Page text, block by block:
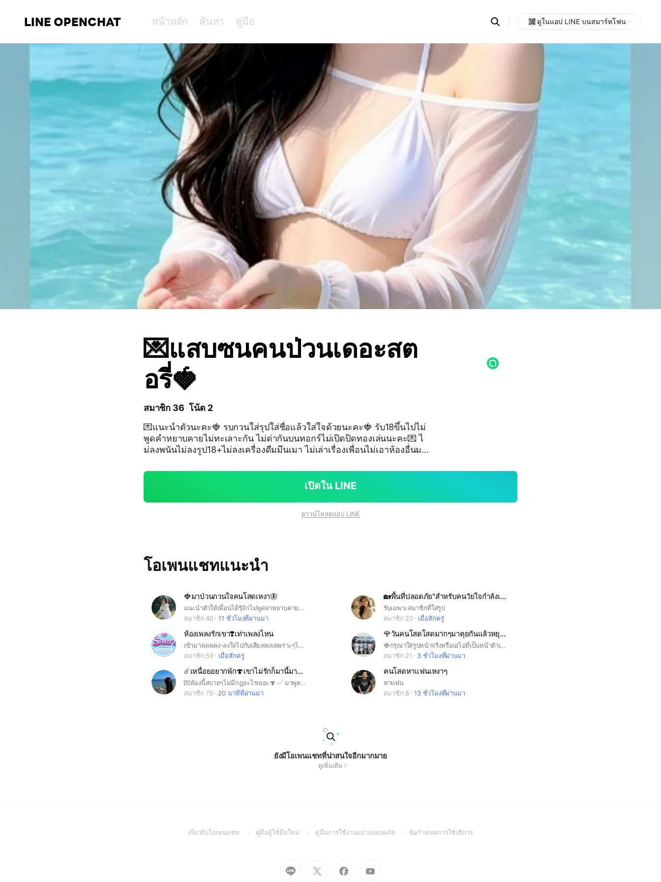
LINE OPENCHAT หน้าหลัก ค้นหา คู่มือ Search
OpenChats
messages
search
ดูในแอป LINE บนสมาร์ทโฟน
💌แสบซนคนป่วนเดอะสต
อรี่🍓
สมาชิก 36 โน้ต 2
💌แนะนำตัวนะคะ🍓 รบกวนใส่รุปใส่ชื่อแล้วใส่ใจด้วยนะคะ🍓 รับ18ขึ้นไปไม่
พูดคำหยาบคายไม่ทะเลาะกัน ไม่ด่ากันบนทอกร์ไม่เปิดปิดทองเล่นนะคะ💌 ไ
ม่ลงพนันไม่ลงรูป18+ไม่ลงเครื่องดืมมึนเมา ไม่เล่าเรื่องเพื่อนไม่เอาห้องอื่นมา
บายใจอยู่นะคะ🍓
เปิดใน LINE
ดาวน์โหลดแอป LINE
โอเพนแชทแนะนำ
🍓มาป่วนกวนใจคนโสดเหงา🦋
แนะนำตัวให้เพื่อนได้รุ้จักไม่พูดจาหยาบคายไม่ทะเลาะกันไม่พูด18+ไม่ลงคริปโป๊เข้ามาพูดคุยเล่น ได้ตามสบายรบกวนสมาชิกที่เข้ามาใส่รุปใส่ชื่อให้สุภาพเรียบร้อยห้องนี่บอสสร้างมาเป็นห้องที่9แล้ว อยากให้ทุกคนเข้ามาเล่นกันอย่างสนุกถ้าคัยมิปัญหา กับคัยรบกวนแอดมินบล็อคออกได้นะคะบอสห้องนี้ใจดีจะเล่นจะนอนจะลงรุปภาพสวยๆลงเพลงได้สบาย
สมาชิก 40
11 ชั่วโมงที่ผ่านมา
🏡พื้นที่ปลอดภัย"สำหรับคนวัยใจกำลังเหงา #มิตรภาพที่จริงใจ🌿🌪🌬🌠
รับเฉพาะสมาชิกที่ใส่รูป
สมาชิก 20
เมื่อสักครู่
ห้องเพลงรักเขา❣️เท่าเพลงไหน
เข้ามาลงเพลง-ลงใจไปกับเสียงเพลงเพราะๆได้นะ{ห้องนี้มีนักร้องร้องเพลงใฟ้ฟังน้าาาา}
สมาชิก 59
เมื่อสักครู่
🌹วันคนโสดโสดมากๆมาคุยกันแล้วหยุดที่ใครได้บ้าง🌹
🍓กรุณาใส่รูปหน้าจริงหรือเอไอที่เป็นหน้าตัวเองนะค่ะ🍓
สมาชิก 21
3 ชั่วโมงที่ผ่านมา
☄️​เหนื่อยอยากพัก🍄​เขาไม่รักก็มานี้มา🍄 (โลกใหม่)​
💌​ห้องนี้สบายๆไม่มีกฎอะไรเยอะ🍄 ✅ มาพูดคุยมาแชร์ความรู้สึกกันได้💯 ☄️​มาทำความรู้จักเพื่อนใหม่กัน☄️ ♀️♂️⚧️♈♉♊♋♌♍♎♏♐♑♒♓⛎​
สมาชิก 79
20 นาทีที่ผ่านมา
คนโสดหาแฟนเหงาๆ
หาแฟน
สมาชิก 8
13 ชั่วโมงที่ผ่านมา
ยังมีโอเพนแชทที่น่าสนใจอีกมากมาย
ดูเพิ่มเติม
เกี่ยวกับโอเพนแชท
(Openคู่มือผู้ใช้มือใหม่
(Open
window)
คู่มือการใช้งานอย่างปลอดภัย(Openข้อกำหนดการใช้บริการ(Open
Go
to
Go
to
Go
to
to